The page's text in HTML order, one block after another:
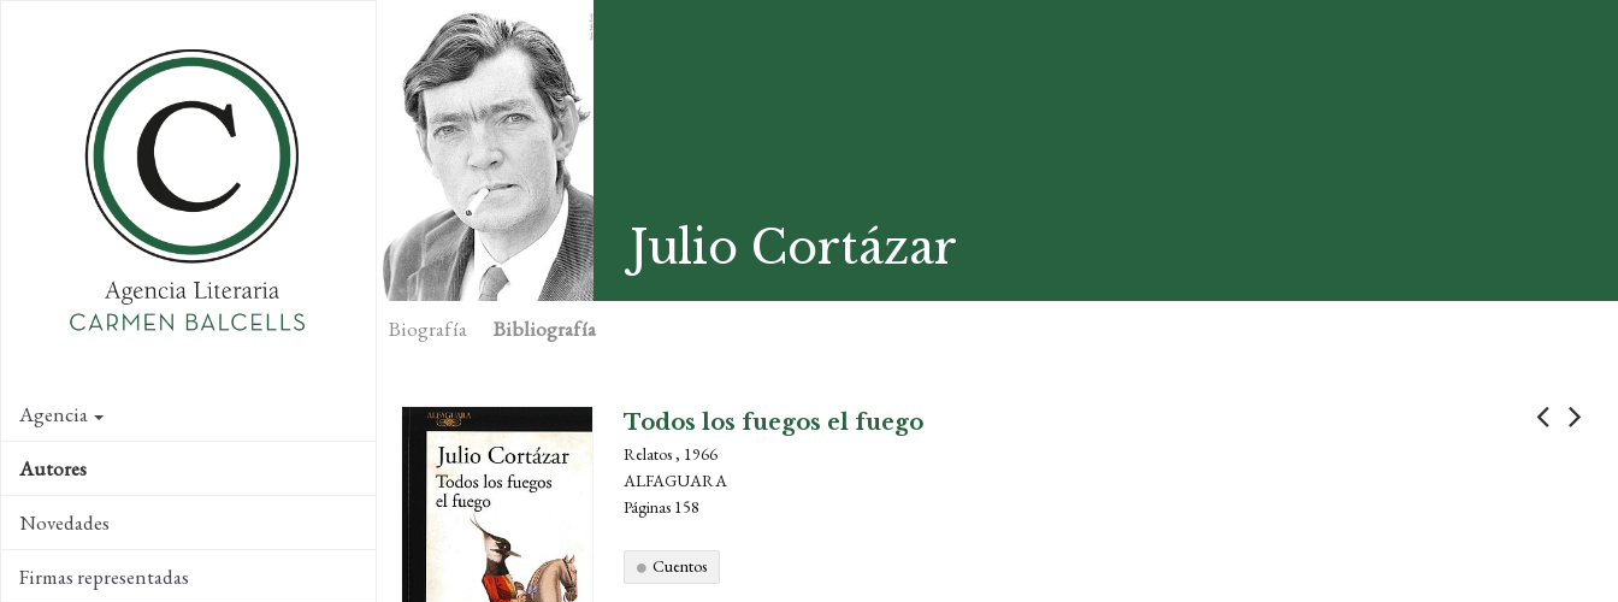
Agencia
Autores
Novedades
Firmas representadas
Julio Cortázar
Biografía Bibliografía
Todos los fuegos el fuego
Relatos , 1966
ALFAGUARA
Páginas 158
Cuentos